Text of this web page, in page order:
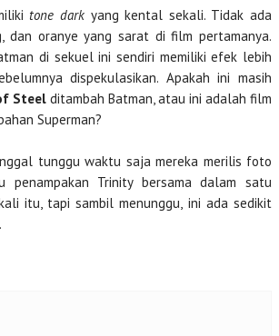
tone dark yang kental sekali. Tidak ada
dan oranye yang sarat di film pertamanya.
di sekuel ini sendiri memiliki efek lebih
dispekulasikan. Apakah ini masih
Steel ditambah Batman, atau ini adalah film
Superman?
tunggu waktu saja mereka merilis foto
penampakan Trinity bersama dalam satu
itu, tapi sambil menunggu, ini ada sedikit